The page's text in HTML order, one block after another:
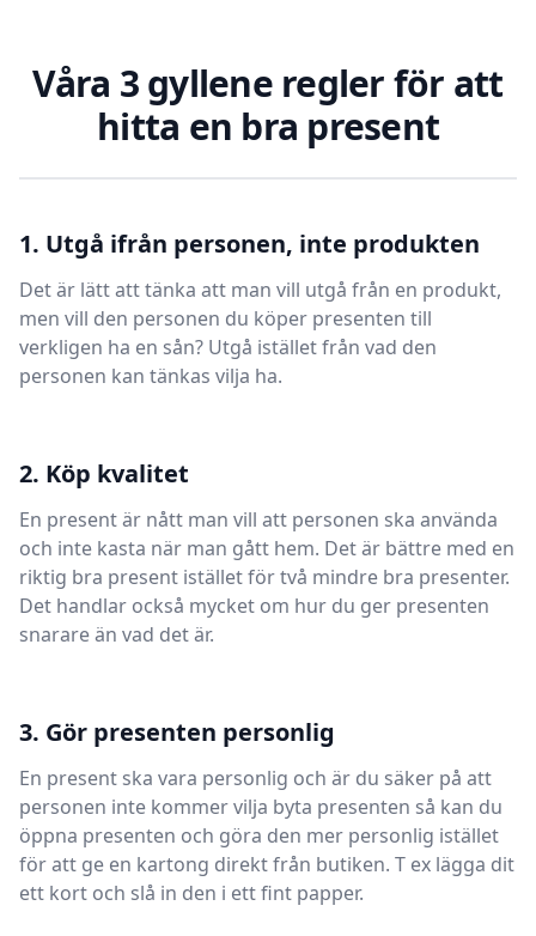
Våra 3 gyllene regler för att
hitta en bra present
1. Utgå ifrån personen, inte produkten
Det är lätt att tänka att man vill utgå från en produkt,
men vill den personen du köper presenten till
verkligen ha en sån? Utgå istället från vad den
personen kan tänkas vilja ha.
2. Köp kvalitet
En present är nått man vill att personen ska använda
och inte kasta när man gått hem. Det är bättre med en
riktig bra present istället för två mindre bra presenter.
Det handlar också mycket om hur du ger presenten
snarare än vad det är.
3. Gör presenten personlig
En present ska vara personlig och är du säker på att
personen inte kommer vilja byta presenten så kan du
öppna presenten och göra den mer personlig istället
för att ge en kartong direkt från butiken. T ex lägga dit
ett kort och slå in den i ett fint papper.